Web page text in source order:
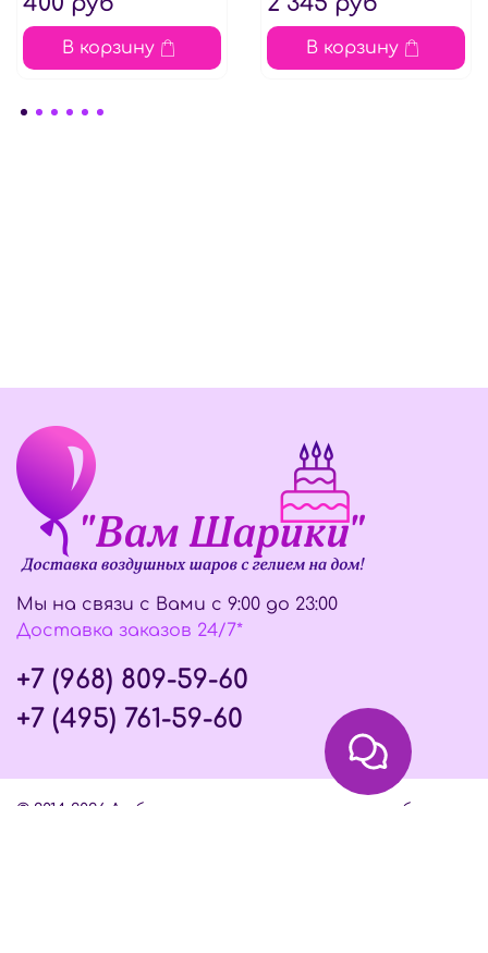
В корзину В корзину
Мы на связи с Вами с 9:00 до 23:00
Доставка заказов 24/7*
+7 (968) 809-59-60
+7 (495) 761-59-60
© 2014-2026 Любое использование контента без